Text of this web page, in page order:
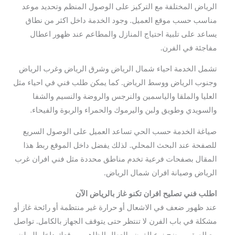
الرياض المختلفة مع التركيز على الوصول المنظم وتحديد موعد
مناسب حسب موقع العميل. وجود الخدمة داخل اكثر من نطاق
يساعد على تلبية احتياج المنازل والمطاعم عند ظهور اعطال
مفاجئة في الفرن.
تشمل الخدمة احياء شمال الرياض وشرق الرياض وغرب الرياض
وجنوب الرياض ووسط الرياض. كما يمكن طلب فني في احياء مثل
العليا والملقا والياسمين والنرجس والروضة والنسيم والشفا
والسويدي وطويق ولبن واليرموك والحمراء والربوة والفيحاء.
صياغة الخدمة حسب الحي تساعد العميل على الوصول السريع
للصفحة عند البحث المحلي. لذلك يفضل داخل الموقع ربط هذا
المقال بصفحات فرعية تخدم مناطق محددة مثل فني افران غرب
الرياض وصيانة افران شمال الرياض.
اطلب فني تصليح افران تكنو غاز بالرياض الآن
عند ظهور ضعف في الاشعال أو حرارة غير منتظمة أو رائحة غاز أو
مشكلة في باب الفرن لا تنتظر حتى يتوقف الجهاز بالكامل. تواصل